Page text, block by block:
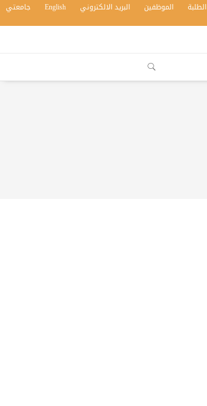
الطلبة الموظفين البريد الالكتروني English جامعتي